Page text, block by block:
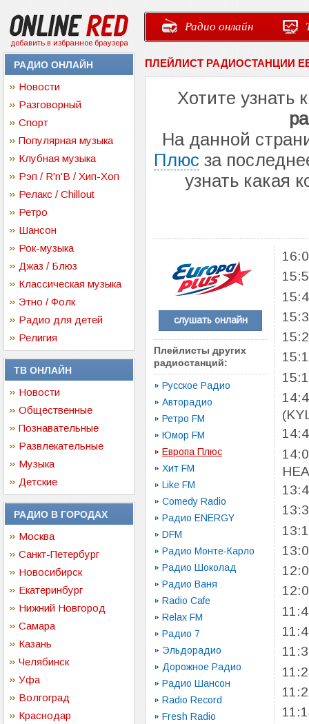
добавить в избранное браузера
Радио онлайн
РАДИО ОНЛАЙН
Новости
Разговорный
Спорт
Популярная музыка
Клубная музыка
Рэп / R'n'B / Хип-Хоп
Релакс / Chillout
Ретро
Шансон
Рок-музыка
Джаз / Блюз
Классическая музыка
Этно / Фолк
Радио для детей
Религия
ТВ ОНЛАЙН
Новости
Общественные
Познавательные
Развлекательные
Музыка
Детские
РАДИО В ГОРОДАХ
Москва
Санкт-Петербург
Новосибирск
Екатеринбург
Нижний Новгород
Самара
Казань
Челябинск
Уфа
Волгоград
Краснодар
ПЛЕЙЛИСТ РАДИОСТАНЦИИ
Хотите узнать
На данной
Плюс за
узнать какая
слушать онлайн
Плейлисты других
радиостанций:
Русское Радио
Авторадио
Ретро FM
Юмор FM
Европа Плюс
Хит FM
Like FM
Comedy Radio
Радио ENERGY
DFM
Радио Монте-Карло
Радио Шоколад
Радио Ваня
Radio Cafe
Relax FM
Радио 7
Эльдорадио
Дорожное Радио
Радио Шансон
Radio Record
Fresh Radio